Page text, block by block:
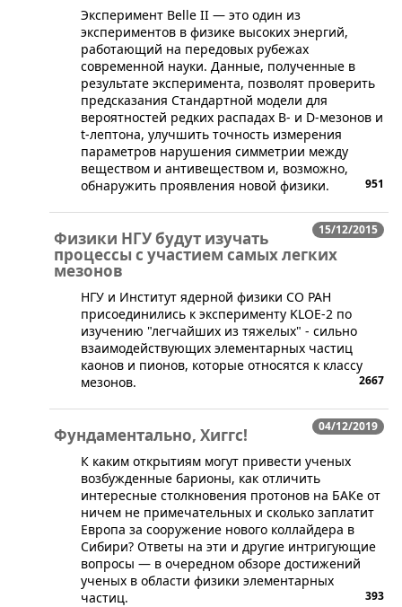
​Эксперимент Belle II — это один из
экспериментов в физике высоких энергий,
работающий на передовых рубежах
современной науки. Данные, полученные в
результате эксперимента, позволят проверить
предсказания Стандартной модели для
вероятностей редких распадах B- и D-мезонов и
t-лептона, улучшить точность измерения
параметров нарушения симметрии между
веществом и антивеществом и, возможно,
обнаружить проявления новой физики.
951
15/12/2015
Физики НГУ будут изучать
процессы с участием самых легких
мезонов
​НГУ и Институт ядерной физики СО РАН
присоединились к эксперименту KLOE-2 по
изучению "легчайших из тяжелых" - сильно
взаимодействующих элементарных частиц
каонов и пионов, которые относятся к классу
мезонов.
2667
04/12/2019
Фундаментально, Хиггс!
​К каким открытиям могут привести ученых
возбужденные барионы, как отличить
интересные столкновения протонов на БАКе от
ничем не примечательных и сколько заплатит
Европа за сооружение нового коллайдера в
Сибири? Ответы на эти и другие интригующие
вопросы — ​в очередном обзоре достижений
ученых в области физики элементарных
частиц.
393